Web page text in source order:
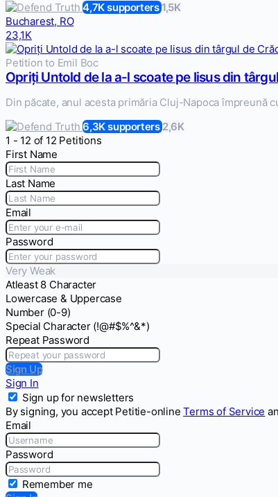
4,7K supporters1,5K
Bucharest, RO
23,1K
Petition to Emil Boc
Opriți Untold de la a-l scoate pe Iisus din
Din păcate, anul acesta primăria Cluj-Napoca împreună
6,3K supporters2,6K
1 - 12 of 12 Petitions
First Name
Last Name
Email
Password
Very Weak
Atleast 8 Character
Lowercase & Uppercase
Number (0-9)
Special Character (!@#$%^&*)
Repeat Password
Sign Up
Sign In
Sign up for newsletters
By signing, you accept Petitie-onlineTerms of Service
Email
Password
Remember me